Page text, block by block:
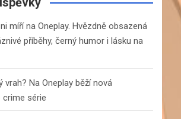
míří na Oneplay. Hvězdně obsazená
příběhy, černý humor i lásku na
vrah? Na Oneplay běží nová
crime série